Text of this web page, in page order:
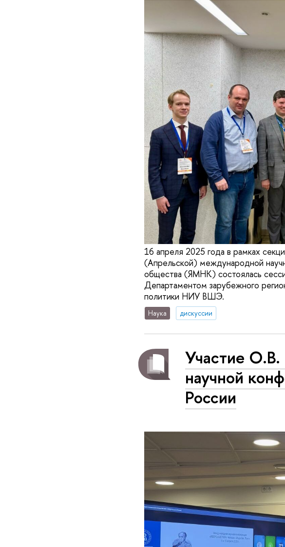
16 апреля 2025 года в рамках
(Апрельской) международной
общества (ЯМНК) состоялась
Департаментом зарубежного
политики НИУ ВШЭ.
Наука дискуссии
Участие
научной
России